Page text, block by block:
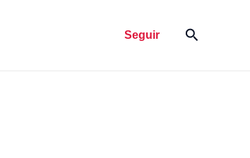
Seguir Pesquisar